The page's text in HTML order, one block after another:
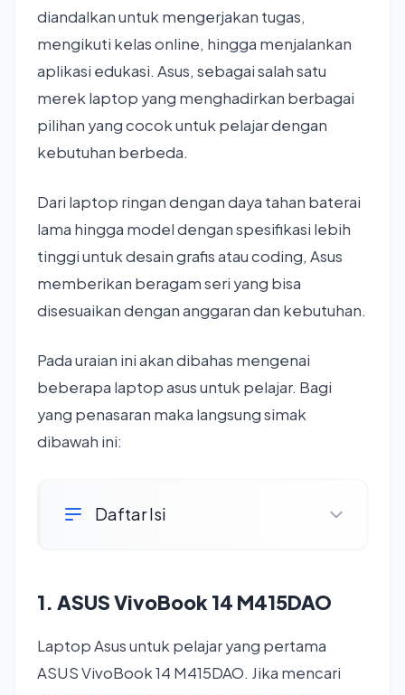
diandalkan untuk mengerjakan tugas,
mengikuti kelas online, hingga menjalankan
aplikasi edukasi. Asus, sebagai salah satu
merek laptop yang menghadirkan berbagai
pilihan yang cocok untuk pelajar dengan
kebutuhan berbeda.
Dari laptop ringan dengan daya tahan baterai
lama hingga model dengan spesifikasi lebih
tinggi untuk desain grafis atau coding, Asus
memberikan beragam seri yang bisa
disesuaikan dengan anggaran dan kebutuhan.
Pada uraian ini akan dibahas mengenai
beberapa laptop asus untuk pelajar. Bagi
yang penasaran maka langsung simak
dibawah ini:
Daftar Isi
1. ASUS VivoBook 14 M415DAO
Laptop Asus untuk pelajar yang pertama
ASUS VivoBook 14 M415DAO. Jika mencari